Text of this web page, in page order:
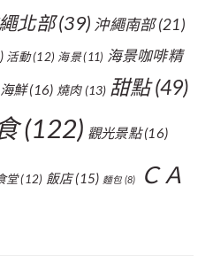
北部(39) 沖繩南部(21)
活動(12) 海景(11) 海景咖啡精
海鮮(16) 燒肉(13) 甜點(49)
(122) 觀光景點(16)
堂(12) 飯店(15) 麵包 (8)
ＣＡ